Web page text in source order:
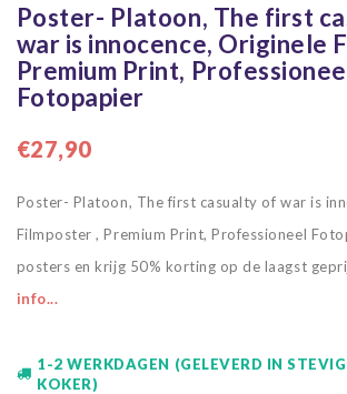
Poster- Platoon, The first
war is innocence, Originele
Premium Print,
Fotopapier
€27,90
Poster- Platoon, The first casualty of war is
Filmposter , Premium Print, Professioneel
posters en krijg 50% korting op de laagst
info...
1-2 WERKDAGEN (GELEVERD IN
KOKER)